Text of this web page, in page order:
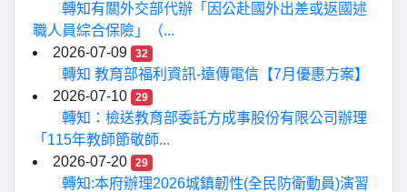
轉知有關外交部代辦「因公赴國外出差或返國述
職人員綜合保險」（...
2026-07-09
32
轉知 教育部福利資訊-遠傳電信【7月優惠方案】
2026-07-10
29
轉知：檢送教育部委託方成事股份有限公司辦理
「115年教師節敬師...
2026-07-20
29
轉知:本府辦理2026城鎮韌性(全民防衛動員)演習